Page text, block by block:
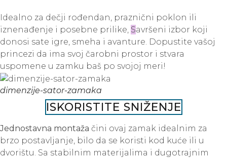
Idealno za dečji rođendan, praznični poklon ili
iznenađenje i posebne prilike, Savršeni izbor koji
donosi sate igre, smeha i avanture. Dopustite vašoj
princezi da ima svoj čarobni prostor i stvara
uspomene u zamku baš po svojoj meri!
dimenzije-sator-zamaka
ISKORISTITE SNIŽENJE
Jednostavna montaža čini ovaj zamak idealnim za
brzo postavljanje, bilo da se koristi kod kuće ili u
dvorištu. Sa stabilnim materijalima i dugotrajnim